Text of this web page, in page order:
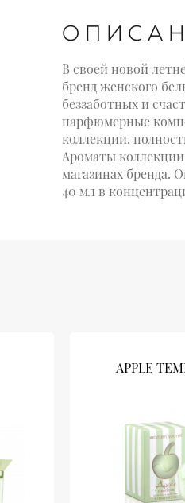
В своей новой
бренд женского
беззаботных и
парфюмерные
коллекции,
Ароматы
магазинах бренда.
40 мл в
APPLE